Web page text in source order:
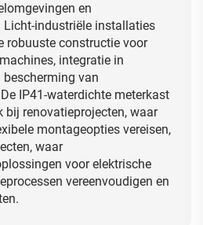
en
Licht-industriële installaties
robuuste constructie voor
integratie in
van
IP41-waterdichte meterkast
bij renovatieprojecten, waar
montageopties vereisen,
waar
voor elektrische
vereenvoudigen en